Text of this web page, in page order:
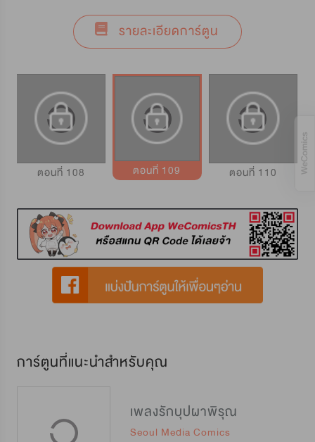
รายละเอียดการ์ตูน
ตอนที่ 108 ตอนที่ 109 ตอนที่ 110
การ์ตูนที่แนะนำสำหรับคุณ
เพลงรักบุปผาพิรุณ
Seoul Media Comics